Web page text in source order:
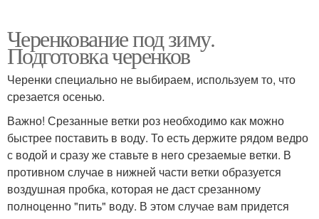
Черенкование под зиму.
Подготовка черенков
Черенки специально не выбираем, используем то, что
срезается осенью.
Важно! Срезанные ветки роз необходимо как можно
быстрее поставить в воду. То есть держите рядом ведро
с водой и сразу же ставьте в него срезаемые ветки. В
противном случае в нижней части ветки образуется
воздушная пробка, которая не даст срезанному
полноценно "пить" воду. В этом случае вам придется